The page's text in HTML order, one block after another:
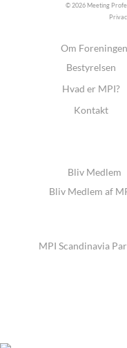
© 2026 Meeting
Om Foreningen
Bestyrelsen
Hvad er MPI?
Kontakt
Bliv Medlem
Bliv Medlem af
MPI Scandinavia